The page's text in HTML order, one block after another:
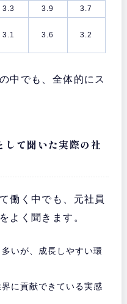
3.3 3.9
3.7
3.1 3.6 3.2
中でも、全体的にス
して聞いた実際の社
働く中でも、元社員
よく聞きます。
いが、成長しやすい環
に貢献できている実感